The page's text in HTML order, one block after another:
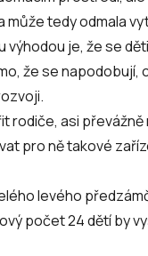
může tedy odmala
výhodou je, že se
že se napodobují,
rodiče, asi převážně
pro ně takové
levého
počet 24 dětí by